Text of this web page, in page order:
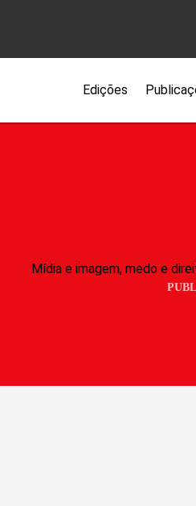
Edições
Mídia e imagem, medo e